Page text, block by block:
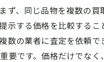
、同じ品物を複数の
する価格を比較する
の業者に査定を依頼
です。価格だけでなく